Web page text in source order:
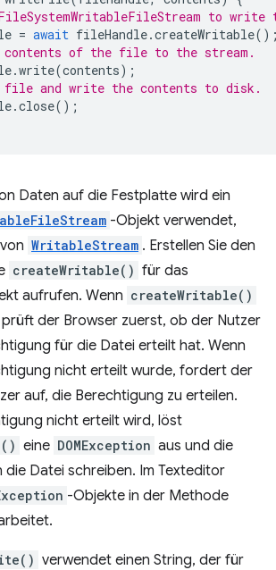
to write
= await fileHandle.createWritable
of the file to the stream.
.write(contents);
file and write the contents to disk.
.close();
Daten auf die Festplatte wird ein
-Objekt verwendet,
WritableStream . Erstellen Sie den
createWritable() für das
aufrufen. Wenn createWritable()
der Browser zuerst, ob der Nutzer
für die Datei erteilt hat. Wenn
nicht erteilt wurde, fordert der
auf, die Berechtigung zu erteilen.
nicht erteilt wird, löst
eine DOMException aus und die
die Datei schreiben. Im Texteditor
-Objekte in der Methode
verwendet einen String, der für